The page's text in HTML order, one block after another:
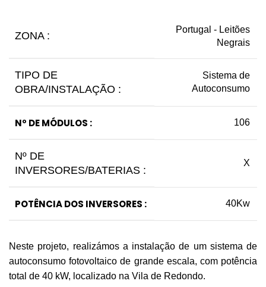
ZONA :
Portugal - Leitões
Negrais
TIPO DE
OBRA/INSTALAÇÃO :
Sistema de
Autoconsumo
Nº DE MÓDULOS : 106
Nº DE
INVERSORES/BATERIAS :
X
POTÊNCIA DOS INVERSORES : 40Kw
Neste projeto, realizámos a instalação de um sistema de
autoconsumo fotovoltaico de grande escala, com potência
total de 40 kW, localizado na Vila de Redondo.